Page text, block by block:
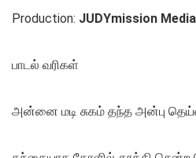
Production: JUDYmission Media
பாடல் வரிகள்
அன்னை மடி சுகம் தந்த அன்பு